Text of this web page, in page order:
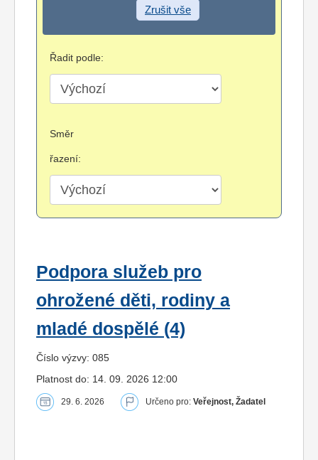
Zrušit vše
Řadit podle:
Směr
řazení:
Podpora služeb pro
ohrožené děti, rodiny a
mladé dospělé (4)
Číslo výzvy: 085
Platnost do: 14. 09. 2026 12:00
29. 6. 2026 Určeno pro: Veřejnost, Žadatel